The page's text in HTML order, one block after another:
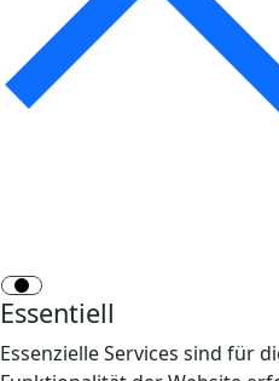
Essentiell
Essenzielle Services sind für